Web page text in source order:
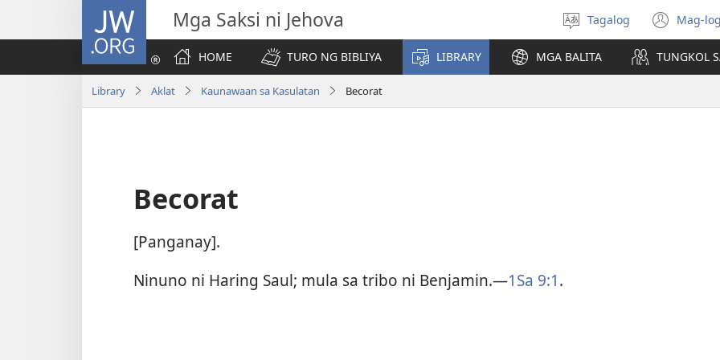
JW.ORG Mga Saksi ni Jehova
Pumili
ng
wika
Tagalog Mag-(may
na
HOME
TURO NG BIBLIYA LIBRARY MGA BALITA TUNGKOL
Library Aklat Kaunawaan sa Kasulatan Becorat
Becorat
[Panganay].
Ninuno ni Haring Saul; mula sa tribo ni Benjamin.​—1Sa 9:1.